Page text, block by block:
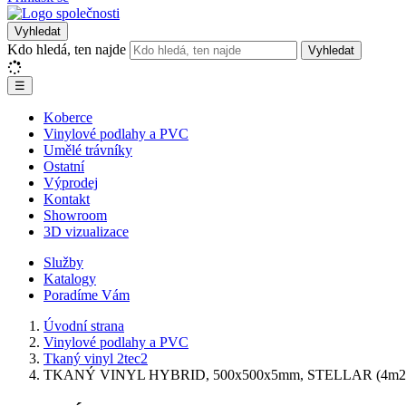
Vyhledat
Kdo hledá, ten najde Vyhledat
☰
Koberce
Vinylové podlahy a PVC
Umělé trávníky
Ostatní
Výprodej
Kontakt
Showroom
3D vizualizace
Služby
Katalogy
Poradíme Vám
Úvodní strana
Vinylové podlahy a PVC
Tkaný vinyl 2tec2
TKANÝ VINYL HYBRID, 500x500x5mm, STELLAR